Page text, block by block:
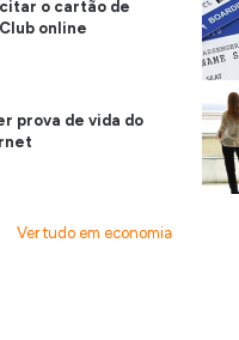
o cartão de
online
prova de vida do
Ver tudo em economia